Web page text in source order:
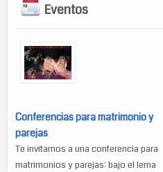
Eventos
Conferencias para matrimonio y
parejas
Te invitamos a una conferencia para
matrimonios y parejas: bajo el lema